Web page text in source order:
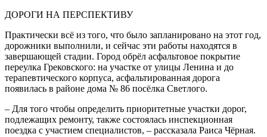
ДОРОГИ НА ПЕРСПЕКТИВУ
Практически всё из того, что было запланировано на этот год,
дорожники выполнили, и сейчас эти работы находятся в
завершающей стадии. Город обрёл асфальтовое покрытие
переулка Грековского: на участке от улицы Ленина и до
терапевтического корпуса, асфальтированная дорога
появилась в районе дома № 86 посёлка Светлого.
– Для того чтобы определить приоритетные участки дорог,
подлежащих ремонту, также состоялась инспекционная
поездка с участием специалистов, – рассказала Раиса Чёрная.